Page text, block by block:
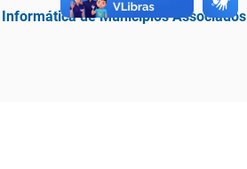
de Municípios Associados